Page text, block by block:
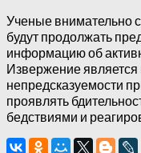
Ученые внимательно
будут продолжать
информацию об
Извержение
непредсказуемости
проявлять
бедствиями и